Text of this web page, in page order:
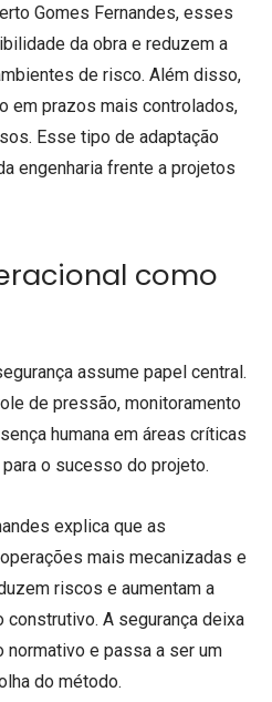
Gomes Fernandes, esses
da obra e reduzem a
de risco. Além disso,
em prazos mais controlados,
Esse tipo de adaptação
engenharia frente a projetos
como
assume papel central.
de pressão, monitoramento
humana em áreas críticas
o sucesso do projeto.
explica que as
mais mecanizadas e
riscos e aumentam a
A segurança deixa
e passa a ser um
do método.